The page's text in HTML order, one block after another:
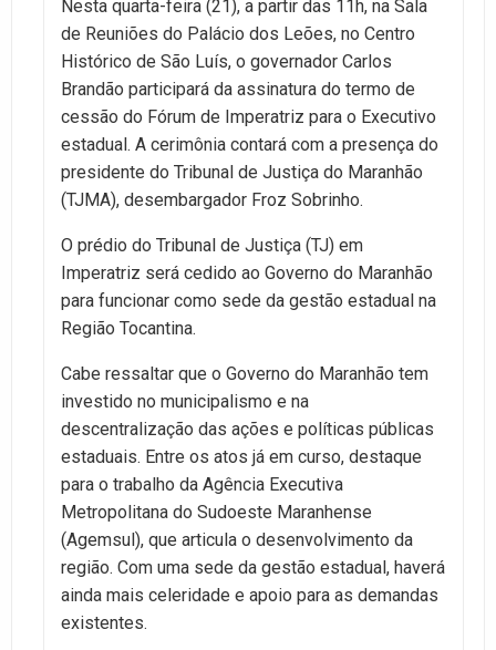
Nesta quarta-feira (21), a partir das 11h, na Sala
de Reuniões do Palácio dos Leões, no Centro
Histórico de São Luís, o governador Carlos
Brandão participará da assinatura do termo de
cessão do Fórum de Imperatriz para o Executivo
estadual. A cerimônia contará com a presença do
presidente do Tribunal de Justiça do Maranhão
(TJMA), desembargador Froz Sobrinho.
O prédio do Tribunal de Justiça (TJ) em
Imperatriz será cedido ao Governo do Maranhão
para funcionar como sede da gestão estadual na
Região Tocantina.
Cabe ressaltar que o Governo do Maranhão tem
investido no municipalismo e na
descentralização das ações e políticas públicas
estaduais. Entre os atos já em curso, destaque
para o trabalho da Agência Executiva
Metropolitana do Sudoeste Maranhense
(Agemsul), que articula o desenvolvimento da
região. Com uma sede da gestão estadual, haverá
ainda mais celeridade e apoio para as demandas
existentes.